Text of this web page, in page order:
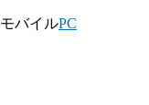
モバイルPC